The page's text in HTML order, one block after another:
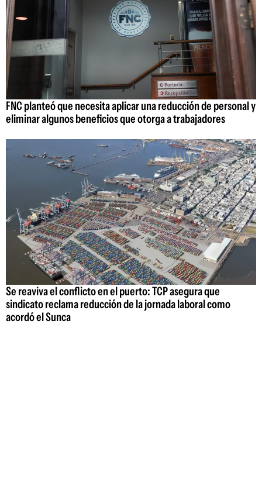
FNC planteó que necesita aplicar una reducción de personal y
eliminar algunos beneficios que otorga a trabajadores
Se reaviva el conflicto en el puerto: TCP asegura que
sindicato reclama reducción de la jornada laboral como
acordó el Sunca